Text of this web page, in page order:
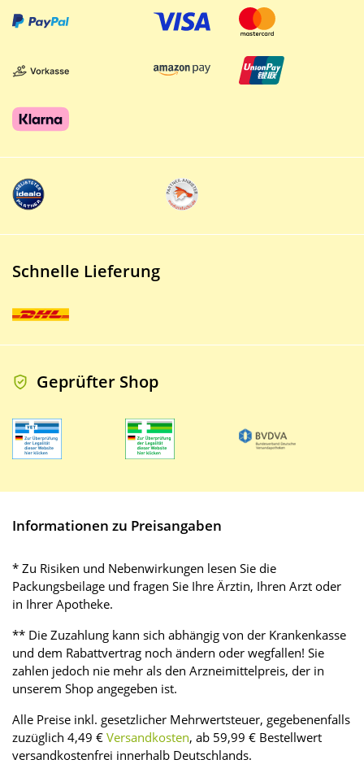
Schnelle Lieferung
Geprüfter Shop
Informationen zu Preisangaben
* Zu Risiken und Nebenwirkungen lesen Sie die
Packungsbeilage und fragen Sie Ihre Ärztin, Ihren Arzt oder
in Ihrer Apotheke.
** Die Zuzahlung kann sich abhängig von der Krankenkasse
und dem Rabattvertrag noch ändern oder wegfallen! Sie
zahlen jedoch nie mehr als den Arzneimittelpreis, der in
unserem Shop angegeben ist.
Alle Preise inkl. gesetzlicher Mehrwertsteuer, gegebenenfalls
zuzüglich 4,49 € Versandkosten, ab 59,99 € Bestellwert
versandkostenfrei innerhalb Deutschlands.